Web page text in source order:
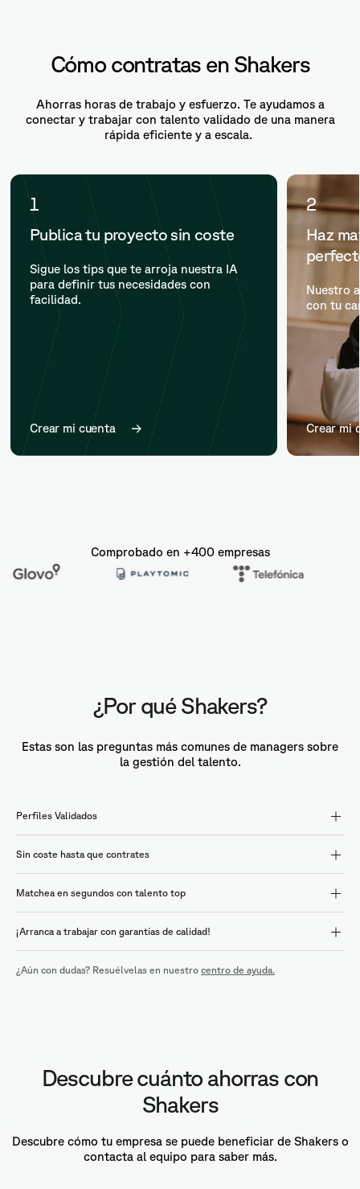
Cómo contratas en Shakers
Ahorras horas de trabajo y esfuerzo. Te ayudamos a
conectar y trabajar con talento validado de una manera
rápida eficiente y a escala.
1
Publica tu proyecto sin coste
Sigue los tips que te arroja nuestra IA
para definir tus necesidades con
facilidad.
Crear mi cuenta
2
Haz
Nuestro
con tu
Crear mi
Comprobado en +400 empresas
¿Por qué Shakers?
Estas son las preguntas más comunes de managers sobre
la gestión del talento.
Perfiles Validados
Sin coste hasta que contrates
Matchea en segundos con talento top
¡Arranca a trabajar con garantías de calidad!
¿Aún con dudas? Resuélvelas en nuestro centro de ayuda.
Descubre cuánto ahorras con
Shakers
Descubre cómo tu empresa se puede beneficiar de Shakers o
contacta al equipo para saber más.